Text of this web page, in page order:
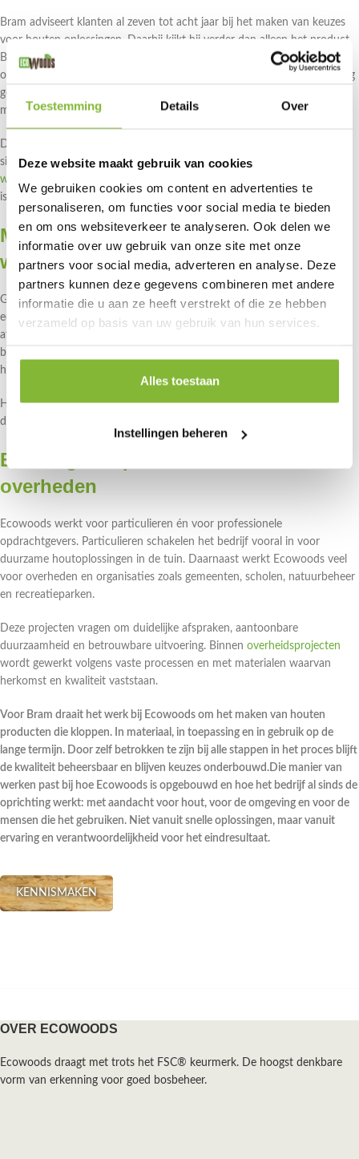
Toestemming Details Over
Deze website maakt gebruik van cookies
We gebruiken cookies om content en advertenties te
personaliseren, om functies voor social media te bieden
en om ons websiteverkeer te analyseren. Ook delen we
informatie over uw gebruik van onze site met onze
partners voor social media, adverteren en analyse. Deze
partners kunnen deze gegevens combineren met andere
informatie die u aan ze heeft verstrekt of die ze hebben
verzameld op basis van uw gebruik van hun services.
Alles toestaan
Instellingen beheren
Bram adviseert klanten al zeven tot acht jaar bij het maken van keuzes
voor houten oplossingen. Daarbij kijkt hij verder dan alleen het product.
Belangrijke vragen zijn onder andere waar het product geplaatst wordt,
op welke ondergrond, of het verplaatsbaar moet zijn en welke uitstraling
gewenst is. Ook onderhoud en levensduur worden vanaf het begin
meegenomen.
Door deze manier van werken ontstaat een oplossing die past bij de
situatie van de klant. Dat kan gaan om een standaardproduct uit de
winkel
is.
Maatwerk als vast onderdeel van het
werk
Geen tuin, terrein of gebruikssituatie is hetzelfde. Daarom is maatwerk
een belangrijk onderdeel van Ecowoods. Houten oplossingen worden
afgestemd op functie, omgeving en belasting. Bram is hierbij direct
betrokken, van het eerste idee tot de uiteindelijke uitvoering. Meer
hierover is te vinden bij
Het uitgangspunt is altijd hetzelfde: een constructie die praktisch klopt,
duurzaam is opgebouwd en geschikt is voor langdurig gebruik.
Ervaring met particulieren en
overheden
Ecowoods werkt voor particulieren én voor professionele
opdrachtgevers. Particulieren schakelen het bedrijf vooral in voor
duurzame houtoplossingen in de tuin. Daarnaast werkt Ecowoods veel
voor overheden en organisaties zoals gemeenten, scholen, natuurbeheer
en recreatieparken.
Deze projecten vragen om duidelijke afspraken, aantoonbare
duurzaamheid en betrouwbare uitvoering. Binnen overheidsprojecten
wordt gewerkt volgens vaste processen en met materialen waarvan
herkomst en kwaliteit vaststaan.
Voor Bram draait het werk bij Ecowoods om het maken van houten
producten die kloppen. In materiaal, in toepassing en in gebruik op de
lange termijn. Door zelf betrokken te zijn bij alle stappen in het proces blijft
de kwaliteit beheersbaar en blijven keuzes onderbouwd.Die manier van
werken past bij hoe Ecowoods is opgebouwd en hoe het bedrijf al sinds de
oprichting werkt: met aandacht voor hout, voor de omgeving en voor de
mensen die het gebruiken. Niet vanuit snelle oplossingen, maar vanuit
ervaring en verantwoordelijkheid voor het eindresultaat.
KENNISMAKEN
OVER ECOWOODS
Ecowoods draagt met trots het FSC® keurmerk. De hoogst denkbare
vorm van erkenning voor goed bosbeheer.